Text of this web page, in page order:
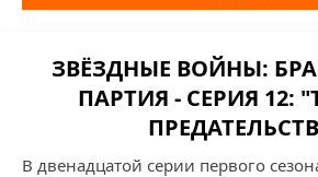
ЗВЁЗДНЫЕ ВОЙНЫ:
ПАРТИЯ - СЕРИЯ 12:
В двенадцатой серии первого